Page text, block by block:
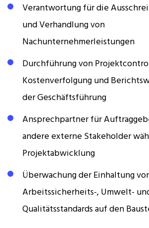
Verantwortung für die
und Verhandlung von
Nachunternehmerleistungen
Durchführung von
Kostenverfolgung und
der Geschäftsführung
Ansprechpartner für
andere externe Stakeholder
Projektabwicklung
Überwachung der Einhaltung
Arbeitssicherheits-, Umwelt-
Qualitätsstandards auf den